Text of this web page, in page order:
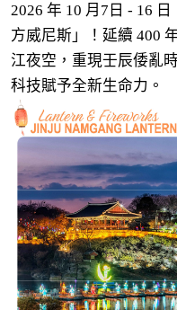
2026 年 10 月7日 - 16
方威尼斯」！延續 400
江夜空，重現壬辰倭亂
科技賦予全新生命力。